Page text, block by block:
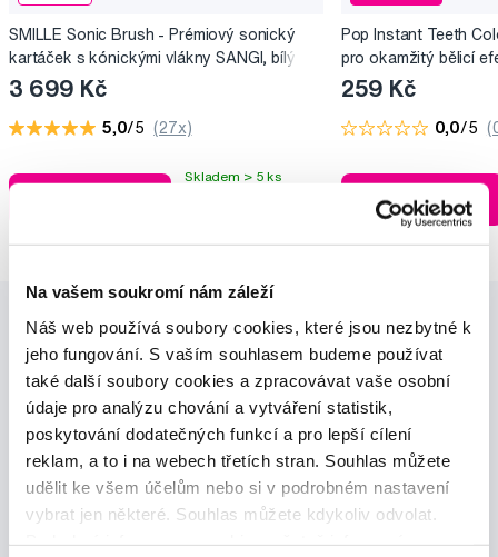
Na vašem soukromí nám záleží
Náš web používá soubory cookies, které jsou nezbytné k
jeho fungování. S vaším souhlasem budeme používat
také další soubory cookies a zpracovávat vaše osobní
údaje pro analýzu chování a vytváření statistik,
poskytování dodatečných funkcí a pro lepší cílení
reklam, a to i na webech třetích stran. Souhlas můžete
udělit ke všem účelům nebo si v podrobném nastavení
vybrat jen některé. Souhlas můžete kdykoliv odvolat.
SMILLE Sonic Brush - Prémiový sonický
kartáček s kónickými vlákny SANGI, bílý
3 699 Kč
5,0/5 (27x)
Skladem > 5 ks
Pop Instant Teeth
pro okamžitý bělicí
259 Kč
0,0/5
Do košíku
Novinky a nabídky
Odebírat